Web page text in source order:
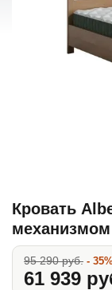
Кровать
механизмом
95 290 руб. -
61 939